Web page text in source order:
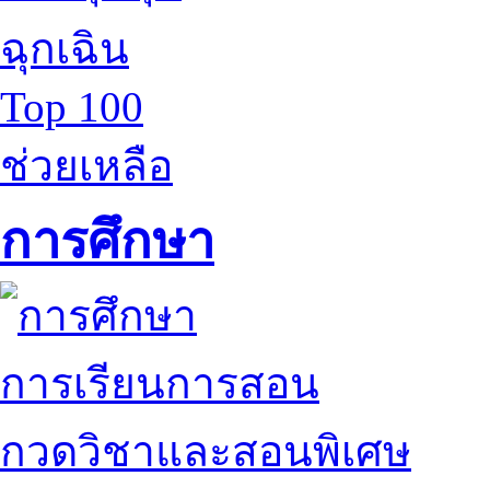
ฉุกเฉิน
Top 100
ช่วยเหลือ
การศึกษา
การเรียนการสอน
กวดวิชาและสอนพิเศษ